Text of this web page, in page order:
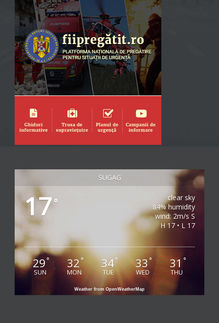
SUGAG
17°
clear sky
84% humidity
wind: 2m/s S
H 17 • L 17
29°
SUN
32°
MON
34°
TUE
33°
WED
31 °
THU
Weather from OpenWeatherMap